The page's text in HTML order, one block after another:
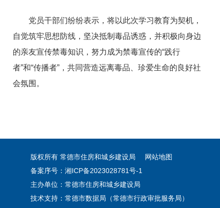
党员干部们纷纷表示，将以此次学习教育为契机，
自觉筑牢思想防线，坚决抵制毒品诱惑，并积极向身边
的亲友宣传禁毒知识，努力成为禁毒宣传的“践行
者”和“传播者”，共同营造远离毒品、珍爱生命的良好社
会氛围。
版权所有 常德市住房和城乡建设局
网站地图
备案序号：湘ICP备2023028781号-1
主办单位：常德市住房和城乡建设局
技术支持：常德市数据局（常德市行政审批服务局）